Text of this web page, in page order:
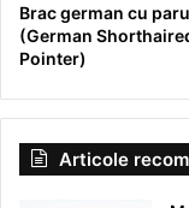
Brac german cu
(German
Pointer)
Articole